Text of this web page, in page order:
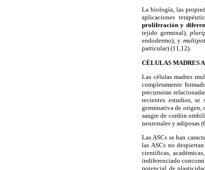
La biología, las
aplicaciones
proliferación y
tejido germinal),
endodermo); y
particular) (11,12).
CÉLULAS MADRES
Las células madres
completamente
precursoras
recientes estudios, se
germinativa de origen,
sangre de cordón
neuronales y adiposas
Las ASCs se han
las ASCs no
científicas,
indiferenciado
potencial de